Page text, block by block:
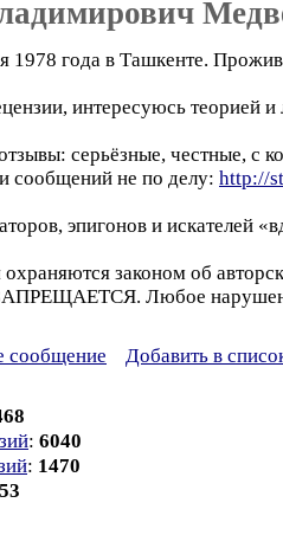
1978 года в Ташкенте.
интересуюсь теорией
серьёзные, честные, с
сообщений не по делу: http://
эпигонов и искателей
законом об
Любое
сообщение Добавить в
: 6040
: 1470